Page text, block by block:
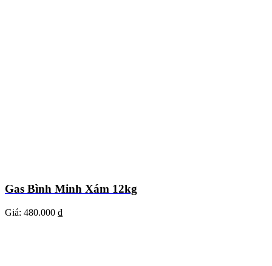
Gas Bình Minh Xám 12kg
Giá: 480.000 ₫